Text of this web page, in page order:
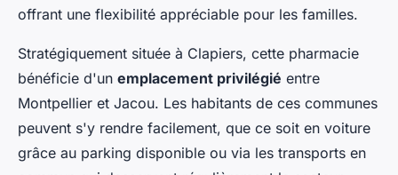
offrant une flexibilité appréciable pour les familles.
Stratégiquement située à Clapiers, cette pharmacie
bénéficie d'un emplacement privilégié entre
Montpellier et Jacou. Les habitants de ces communes
peuvent s'y rendre facilement, que ce soit en voiture
grâce au parking disponible ou via les transports en